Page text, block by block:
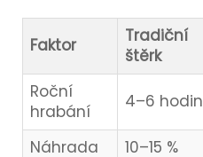
Faktor
Tradiční
štěrk
Roční
hrabání
4–6 hodin
Náhrada
10–15 %